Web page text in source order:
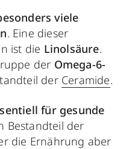
viele
. Eine dieser
ist die Linolsäure.
der Omega-6-
der Ceramide.
für gesunde
Bestandteil der
die Ernährung aber